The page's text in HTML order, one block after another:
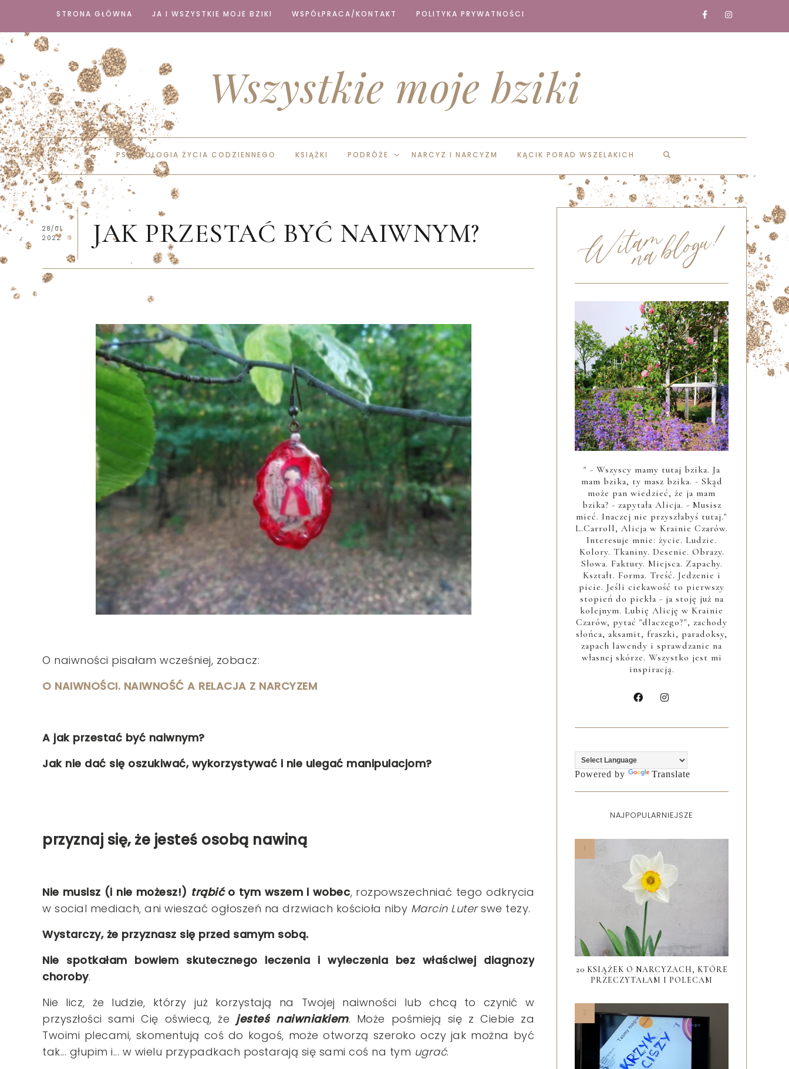
STRONA GŁÓWNA JA I WSZYSTKIE MOJE BZIKI WSPÓŁPRACA/KONTAKT POLITYKA PRYWATNOŚCI
Wszystkie moje bziki
PSYCHOLOGIA ŻYCIA CODZIENNEGO KSIĄŻKI PODRÓŻE NARCYZ I NARCYZM KĄCIK PORAD WSZELAKICH
28/01
2022
JAK PRZESTAĆ BYĆ NAIWNYM?
O naiwności pisałam wcześniej, zobacz:
O NAIWNOŚCI. NAIWNOŚĆ A RELACJA Z NARCYZEM
A jak przestać być naiwnym?
Jak nie dać się oszukiwać, wykorzystywać i nie ulegać manipulacjom?
przyznaj się, że jesteś osobą nawiną
Nie musisz (i nie możesz!) trąbić o tym wszem i wobec, rozpowszechniać tego odkrycia
w social mediach, ani wieszać ogłoszeń na drzwiach kościoła niby Marcin Luterswe tezy.
Wystarczy, że przyznasz się przed samym sobą.
Nie spotkałam bowiem skutecznego leczenia i wyleczenia bez właściwej diagnozy
choroby.
Nie licz, że ludzie, którzy już korzystają na Twojej naiwności lub chcą to czynić w
przyszłości sami Cię oświecą, że jesteś naiwniakiem. Może pośmieją się z Ciebie za
Twoimi plecami, skomentują coś do kogoś, może otworzą szeroko oczy jak można być
tak... głupim i... w wielu przypadkach postarają się sami coś na tym ugrać.
" - Wszyscy mamy tutaj bzika. Ja
mam bzika, ty masz bzika. - Skąd
może pan wiedzieć, że ja mam
bzika? - zapytała Alicja. - Musisz
mieć. Inaczej nie przyszłabyś tutaj."
L.Carroll, Alicja w Krainie Czarów.
Interesuje mnie: życie. Ludzie.
Kolory. Tkaniny. Desenie. Obrazy.
Słowa. Faktury. Miejsca. Zapachy.
Kształt. Forma. Treść. Jedzenie i
picie. Jeśli ciekawość to pierwszy
stopień do piekła - ja stoję już na
kolejnym. Lubię Alicję w Krainie
Czarów, pytać "dlaczego?", zachody
słońca, aksamit, fraszki, paradoksy,
zapach lawendy i sprawdzanie na
własnej skórze. Wszystko jest mi
inspiracją.
Powered by Translate
NAJPOPULARNIEJSZE
20 KSIĄŻEK O NARCYZACH, KTÓRE
PRZECZYTAŁAM I POLECAM